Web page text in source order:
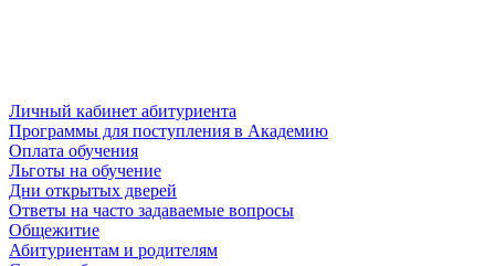
Личный кабинет абитуриента
Программы для поступления в Академию
Оплата обучения
Льготы на обучение
Дни открытых дверей
Ответы на часто задаваемые вопросы
Общежитие
Абитуриентам и родителям